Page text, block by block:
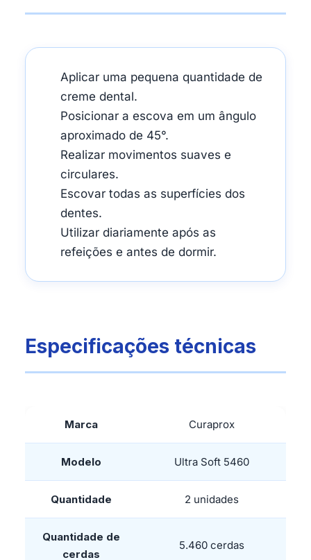
Aplicar uma pequena quantidade de
creme dental.
Posicionar a escova em um ângulo
aproximado de 45°.
Realizar movimentos suaves e
circulares.
Escovar todas as superfícies dos
dentes.
Utilizar diariamente após as
refeições e antes de dormir.
Especificações técnicas
Marca Curaprox
Modelo Ultra Soft 5460
Quantidade 2 unidades
Quantidade de
cerdas
5.460 cerdas